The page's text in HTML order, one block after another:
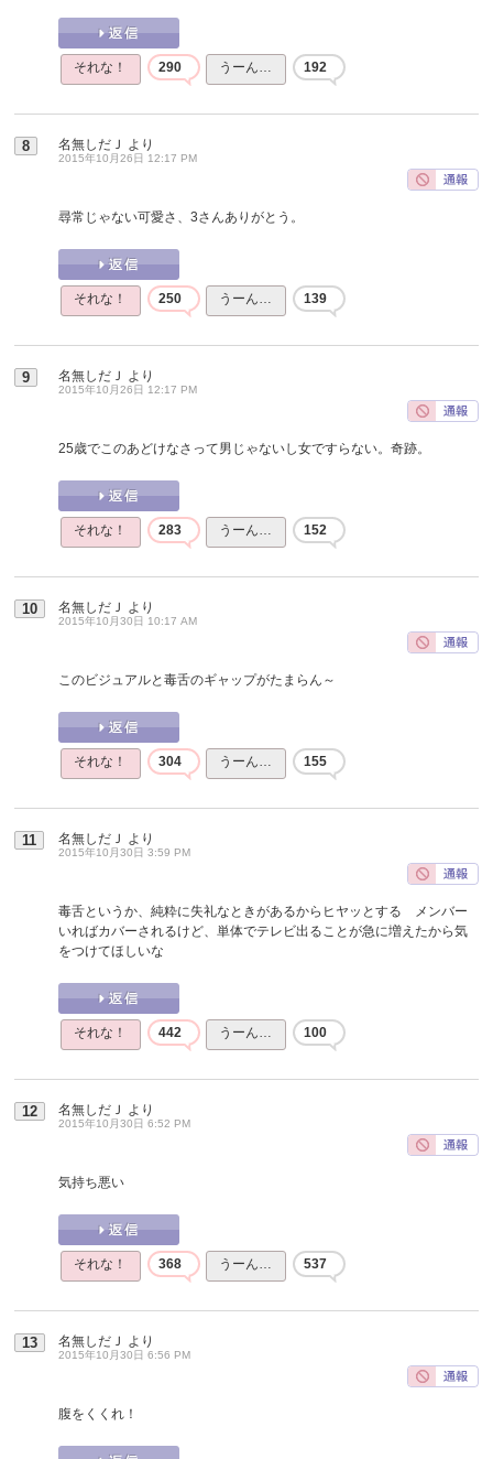
それな！ 290 うーん… 192
8 名無しだＪ より
2015年10月26日 12:17 PM
尋常じゃない可愛さ、3さんありがとう。
それな！ 250 うーん… 139
9 名無しだＪ より
2015年10月26日 12:17 PM
25歳でこのあどけなさって男じゃないし女ですらない。奇跡。
それな！ 283 うーん… 152
10 名無しだＪ より
2015年10月30日 10:17 AM
このビジュアルと毒舌のギャップがたまらん～
それな！ 304 うーん… 155
11 名無しだＪ より
2015年10月30日 3:59 PM
毒舌というか、純粋に失礼なときがあるからヒヤッとする メンバー
いればカバーされるけど、単体でテレビ出ることが急に増えたから気
をつけてほしいな
それな！ 442 うーん… 100
12 名無しだＪ より
2015年10月30日 6:52 PM
気持ち悪い
それな！ 368 うーん… 537
13 名無しだＪ より
2015年10月30日 6:56 PM
腹をくくれ！